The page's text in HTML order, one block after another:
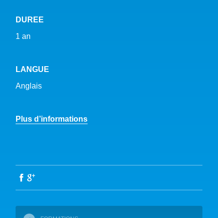
DUREE
1 an
LANGUE
Anglais
Plus d’informations